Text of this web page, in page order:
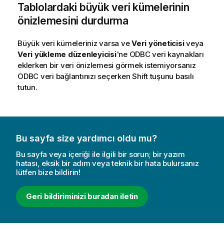
Tablolardaki büyük veri kümelerinin
önizlemesini durdurma
Büyük veri kümeleriniz varsa veVeri yöneticisiveya
Veri yükleme düzenleyicisi'ne ODBCveri kaynakları
eklerken bir veri önizlemesi görmek istemiyorsanız
ODBC veri bağlantınızı seçerken Shift tuşunu basılı
tutun.
Bu sayfa size yardımcı oldu mu?
Bu sayfa veya içeriği ile ilgili bir sorun; bir yazım
hatası, eksik bir adım veya teknik bir hata bulursanız
lütfen bize bildirin!
Geri bildiriminizi buradan iletin